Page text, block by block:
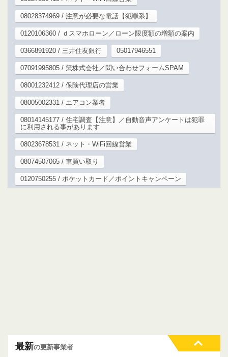
08028374969 / 注意が必要な電話【犯罪系】
0120106360 / ｄスマホローン／ローン限度額の増額の案内
0366891920 / 三井住友銀行 05017946551
07091995805 / 策株式会社／問い合わせフォームSPAM
08001232412 / 保険代理店の営業
08005002331 / エアコン業者
08014145177 / 住宅調査【注意】／自動音声アンケートは犯罪
に利用される事があります
08023678531 / ネット・WiFi回線営業
08074507065 / 車買い取り
0120750255 / ポケットカード／ポイントキャンペーン
最新の更新事業者